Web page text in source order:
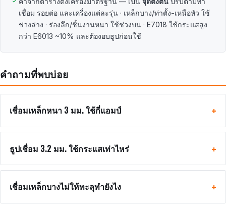
เชื่อม รอยต่อ และเครื่องแต่ละรุ่น · เหล็กบาง/ท่าตั้ง-เหนือหัว ใช้
ช่วงล่าง · ร่องลึก/ชิ้นงานหนา ใช้ช่วงบน · E7018 ใช้กระแสสูง
กว่า E6013 ~10% และต้องอบธูปก่อนใช้
คำถามที่พบบ่อย
เชื่อมเหล็กหนา 3 มม. ใช้กี่แอมป์
ธูปเชื่อม 3.2 มม. ใช้กระแสเท่าไหร่
เชื่อมเหล็กบางไม่ให้ทะลุทำยังไง